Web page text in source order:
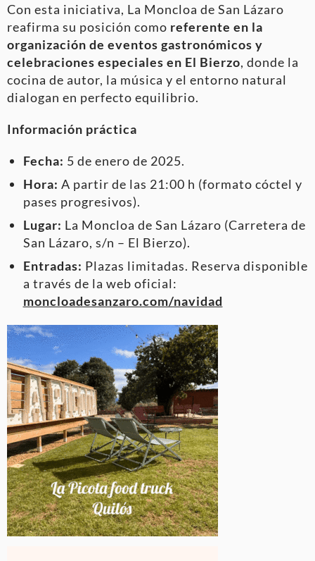
Con esta iniciativa, La Moncloa de San Lázaro
reafirma su posición como referente en la
organización de eventos gastronómicos y
celebraciones especiales en El Bierzo, donde la
cocina de autor, la música y el entorno natural
dialogan en perfecto equilibrio.
Información práctica
Fecha: 5 de enero de 2025.
Hora: A partir de las 21:00 h (formato cóctel y
pases progresivos).
Lugar: La Moncloa de San Lázaro (Carretera de
San Lázaro, s/n – El Bierzo).
Entradas: Plazas limitadas. Reserva disponible
a través de la web oficial:
moncloadesanzaro.com/navidad